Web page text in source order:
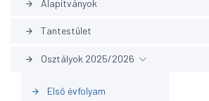
arrow_forward Alapítványok
arrow_forward Tantestület
arrow_forward Osztályok 2025/2026
arrow_forward Első évfolyam